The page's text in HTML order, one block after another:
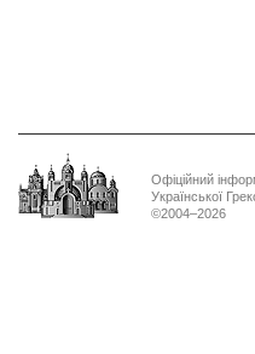
Офіційний
Української
©2004–2026